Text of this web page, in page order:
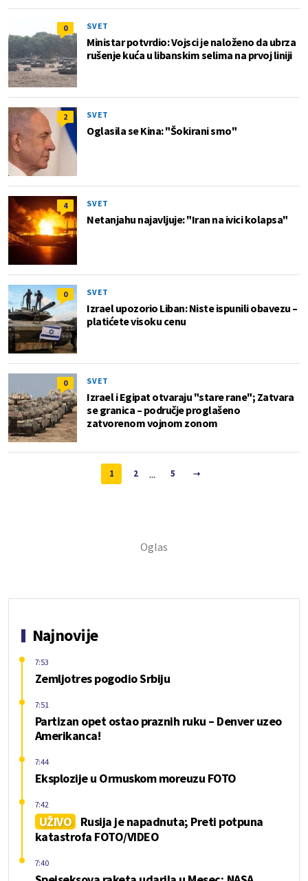
0 SVET
Ministar potvrdio: Vojsci je naloženo da ubrza
rušenje kuća u libanskim selima na prvoj liniji
2 SVET
Oglasila se Kina: "Šokirani smo"
4 SVET
Netanjahu najavljuje: "Iran na ivici kolapsa"
0 SVET
Izrael upozorio Liban: Niste ispunili obavezu –
platićete visoku cenu
0 SVET
Izrael i Egipat otvaraju "stare rane"; Zatvara
se granica – područje proglašeno
zatvorenom vojnom zonom
1 2 ... 5
Najnovije
Zemljotres pogodio Srbiju
7:53
Partizan opet ostao praznih ruku – Denver uzeo
Amerikanca!
7:51
Eksplozije u Ormuskom moreuzu FOTO
7:44
UŽIVO
Rusija je napadnuta; Preti potpuna
katastrofa FOTO/VIDEO
7:42
7:40